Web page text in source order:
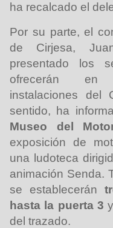
ha recalcado el
Por su parte, el
de Cirjesa,
presentado los
ofrecerán
instalaciones del
sentido, ha
Museo del
exposición de
una ludoteca
animación Senda.
se establecerán
hasta la puerta 3
del trazado.